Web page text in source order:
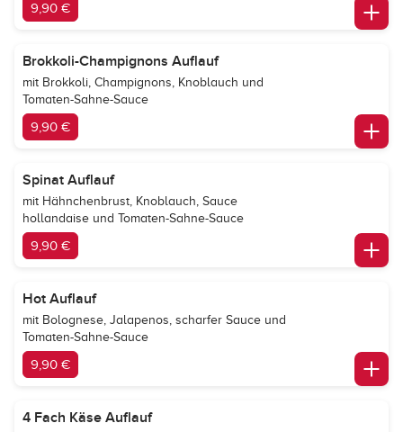
9,90 €
Brokkoli-Champignons Auflauf
mit Brokkoli, Champignons, Knoblauch und
Tomaten-Sahne-Sauce
9,90 €
Spinat Auflauf
mit Hähnchenbrust, Knoblauch, Sauce
hollandaise und Tomaten-Sahne-Sauce
9,90 €
Hot Auflauf
mit Bolognese, Jalapenos, scharfer Sauce und
Tomaten-Sahne-Sauce
9,90 €
4 Fach Käse Auflauf